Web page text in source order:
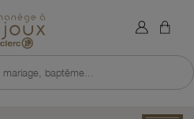
Retour à l'accueil du site
baptême...
×